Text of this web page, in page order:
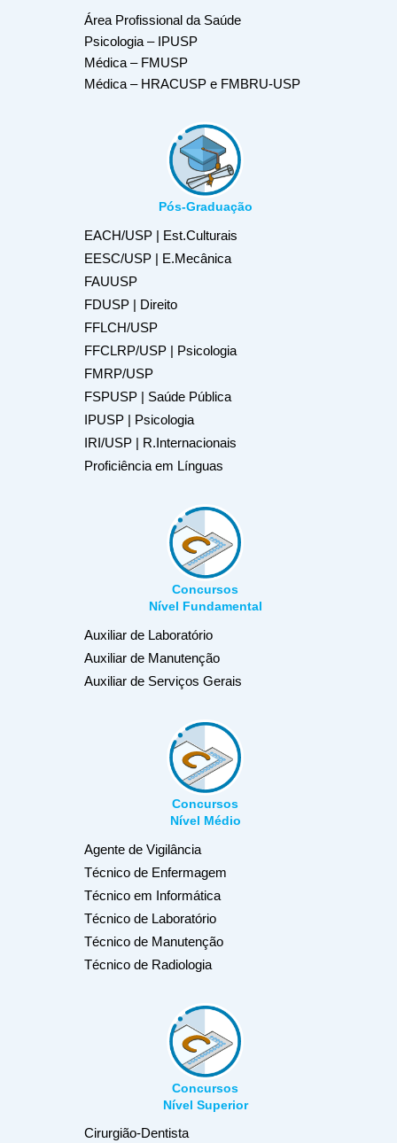
Área Profissional da Saúde
Psicologia – IPUSP
Médica – FMUSP
Médica – HRACUSP e FMBRU-USP
Pós-Graduação
EACH/USP | Est.Culturais
EESC/USP | E.Mecânica
FAUUSP
FDUSP | Direito
FFLCH/USP
FFCLRP/USP | Psicologia
FMRP/USP
FSPUSP | Saúde Pública
IPUSP | Psicologia
IRI/USP | R.Internacionais
Proficiência em Línguas
Concursos
Nível Fundamental
Auxiliar de Laboratório
Auxiliar de Manutenção
Auxiliar de Serviços Gerais
Concursos
Nível Médio
Agente de Vigilância
Técnico de Enfermagem
Técnico em Informática
Técnico de Laboratório
Técnico de Manutenção
Técnico de Radiologia
Concursos
Nível Superior
Cirurgião-Dentista